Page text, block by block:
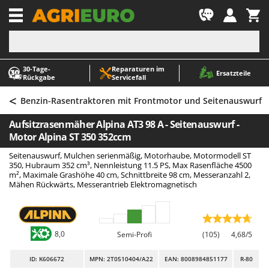
30‑Tage-
Rückgabe
Reparaturen im
Servicefall
Ersatzteile
-1
A
Abbeermaschinen - Traubenmühlen
Abfüllgeräte
Akku Gartenscheren
Akku Gras- und Strauchscheren
Akku-Stichsägen
Allzwecktransporter - Motorschubkarren
Alu-Teleskopleitern
Anbaubagger Heckbagger für Traktoren
Arbeitsschutzkleidung
Aschesauger
Astkettensägen - Hochentaster
A
ABAC
AgriEuro Premium
AgriEuro TOP-LINE
AGT
Aima
Airmec
AL-KO
ALA 2000
Alce
Alpina
Ama
< Benzin-Rasentraktoren mit Frontmotor und Seitenauswurf
Aufsitzrasenmäher Alpina AT3 98 A - Seitenauswurf -
Motor Alpina ST 350 352ccm
Seitenauswurf, Mulchen serienmäßig, Motorhaube, Motormodell ST
350, Hubraum 352 cm³, Nennleistung 11.5 PS, Max Rasenfläche 4500
m², Maximale Grashöhe 40 cm, Schnittbreite 98 cm, Messeranzahl 2,
Mähen Rückwärts, Messerantrieb Elektromagnetisch
8,0 Semi-Profi (105) 4,68/5
ID: K606672 MPN: 2T0510404/A22 EAN: 8008984851177 R-80